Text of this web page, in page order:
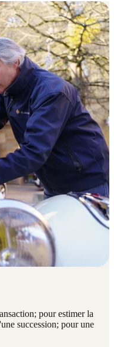
pourestimer la
succession; pour une